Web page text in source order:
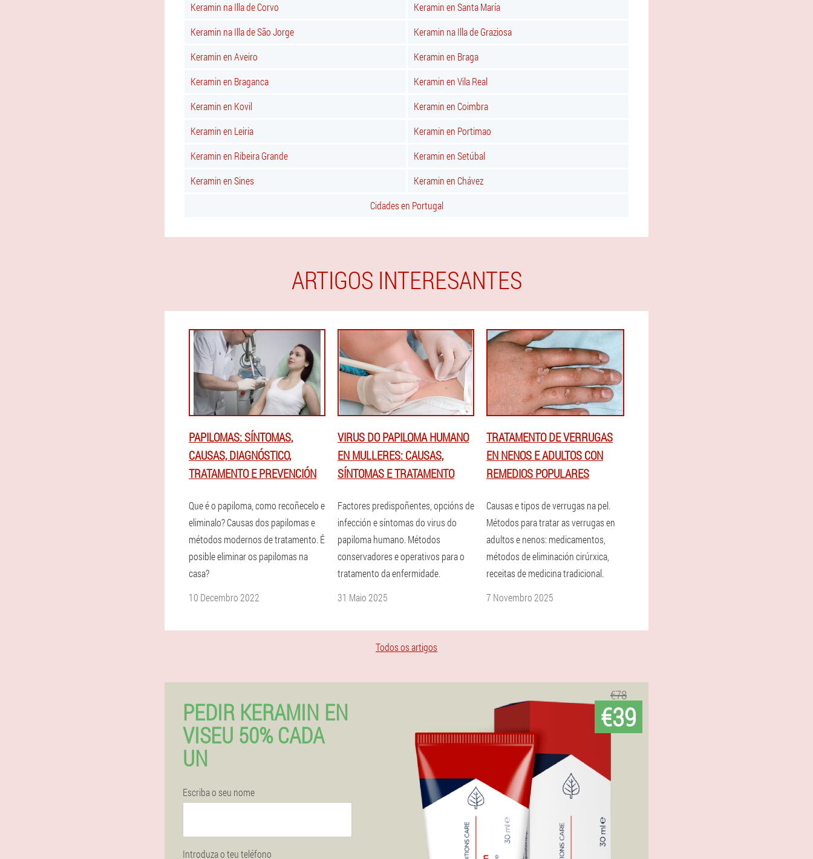
Keramin na Illa de Corvo
Keramin en Santa María
Keramin na Illa de São Jorge
Keramin na Illa de Graziosa
Keramin en Aveiro
Keramin en Braga
Keramin en Braganca
Keramin en Vila Real
Keramin en Kovil
Keramin en Coimbra
Keramin en Leiria
Keramin en Portimao
Keramin en Ribeira Grande
Keramin en Setúbal
Keramin en Sines
Keramin en Chávez
Cidades en Portugal
ARTIGOS INTERESANTES
PAPILOMAS: SÍNTOMAS,
CAUSAS, DIAGNÓSTICO,
TRATAMENTO E PREVENCIÓN
Que é o papiloma, como recoñecelo e
eliminalo? Causas dos papilomas e
métodos modernos de tratamento. É
posible eliminar os papilomas na
casa?
10 Decembro 2022
VIRUS DO PAPILOMA HUMANO
EN MULLERES: CAUSAS,
SÍNTOMAS E TRATAMENTO
Factores predispoñentes, opcións de
infección e síntomas do virus do
papiloma humano. Métodos
conservadores e operativos para o
tratamento da enfermidade.
31 Maio 2025
TRATAMENTO DE VERRUGAS
EN NENOS E ADULTOS CON
REMEDIOS POPULARES
Causas e tipos de verrugas na pel.
Métodos para tratar as verrugas en
adultos e nenos: medicamentos,
métodos de eliminación cirúrxica,
receitas de medicina tradicional.
7 Novembro 2025
Todos os artigos
PEDIR KERAMIN EN
VISEU 50% CADA
UN
Escriba o seu nome
Introduza o teu teléfono
€78
€39